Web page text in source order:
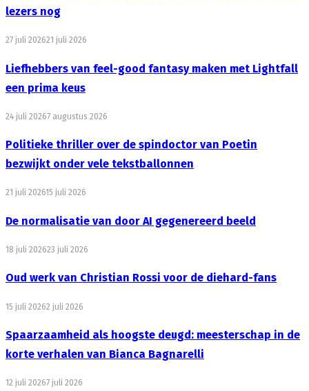
lezers nog
27 juli 202621 juli 2026
Liefhebbers van feel-good fantasy maken met Lightfall
een prima keus
24 juli 20267 augustus 2026
Politieke thriller over de spindoctor van Poetin
bezwijkt onder vele tekstballonnen
21 juli 202615 juli 2026
De normalisatie van door AI gegenereerd beeld
18 juli 202623 juli 2026
Oud werk van Christian Rossi voor de diehard-fans
15 juli 20262 juli 2026
Spaarzaamheid als hoogste deugd: meesterschap in de
korte verhalen van Bianca Bagnarelli
12 juli 20267 juli 2026